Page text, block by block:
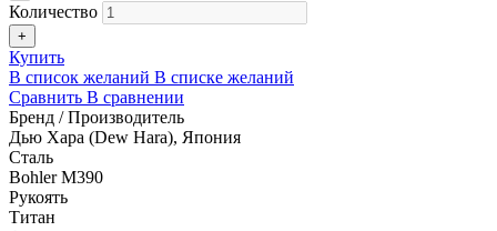
Количество
+
Купить
В список желаний В списке желаний
Сравнить В сравнении
Бренд / Производитель
Дью Хара (Dew Hara), Япония
Сталь
Bohler M390
Рукоять
Титан